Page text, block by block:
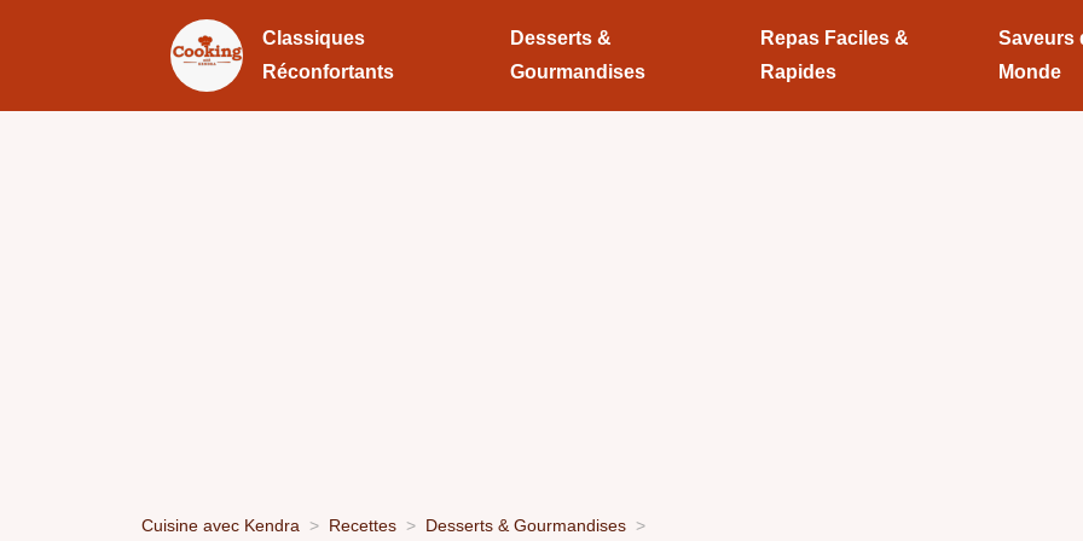
Classiques
Réconfortants
Desserts &
Gourmandises
Repas Faciles &
Rapides
Saveurs
Monde
Cuisine avec Kendra Recettes Desserts & Gourmandises